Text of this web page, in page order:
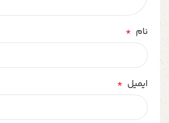
نام *
ایمیل *